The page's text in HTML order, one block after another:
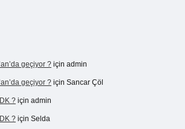
geçiyor ? için admin
geçiyor ? için Sancar Çöl
? için admin
? için Selda